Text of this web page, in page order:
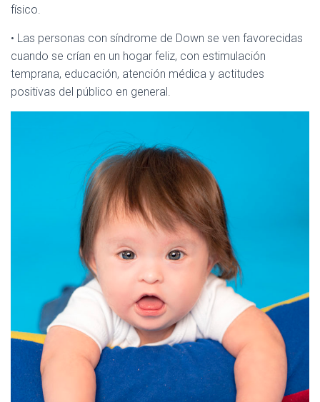
físico.
• Las personas con síndrome de Down se ven favorecidas
cuando se crían en un hogar feliz, con estimulación
temprana, educación, atención médica y actitudes
positivas del público en general.